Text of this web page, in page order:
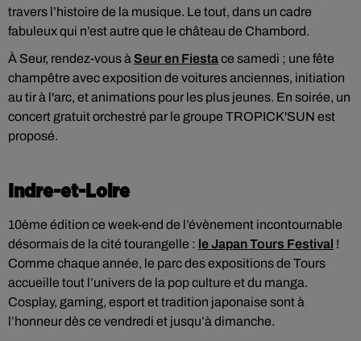
travers l’histoire de la musique. Le tout, dans un cadre
fabuleux qui n’est autre que le château de Chambord.
À Seur, rendez-vous à Seur en Fiestace samedi ; une fête
champêtre avec exposition de voitures anciennes, initiation
au tir à l'arc, et animations pour les plus jeunes. En soirée, un
concert gratuit orchestré par le groupe TROPICK'SUN est
proposé.
Indre-et-Loire
10ème édition ce week-end de l’évènement incontournable
désormais de la cité tourangelle : le Japan Tours Festival !
Comme chaque année, le parc des expositions de Tours
accueille tout l’univers de la pop culture et du manga.
Cosplay, gaming, esport et tradition japonaise sont à
l’honneur dès ce vendredi et jusqu’à dimanche.